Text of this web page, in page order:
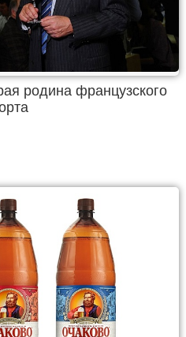
родина французского